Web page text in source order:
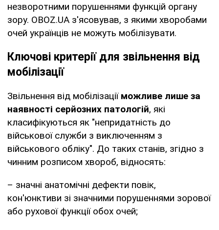
незворотними порушеннями функцій органу
зору. OBOZ.UA з'ясовував, з якими хворобами
очей українців не можуть мобілізувати.
Ключові критерії для звільнення від
мобілізації
Звільнення від мобілізації можливе лише за
наявності серйозних патологій, які
класифікуються як "непридатність до
військової служби з виключенням з
військового обліку". До таких станів, згідно з
чинним розписом хвороб, відносять:
– значні анатомічні дефекти повік,
кон'юнктиви зі значними порушеннями зорової
або рухової функції обох очей;